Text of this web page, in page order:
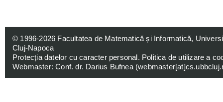
© 1996-2026 Facultatea de Matematică și Informatică,
Cluj-Napoca
Protecția datelor cu caracter personal. Politica de utilizare a
Webmaster: Conf. dr. Darius Bufnea (